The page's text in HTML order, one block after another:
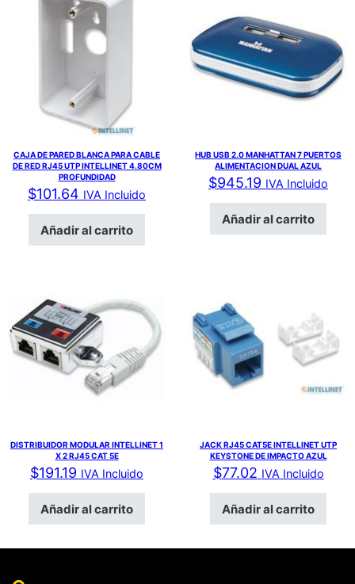
CAJA DE PARED BLANCA PARA CABLE
DE RED RJ45 UTP INTELLINET 4.80CM
PROFUNDIDAD
$101.64 IVA Incluido
Añadir al carrito
HUB USB 2.0 MANHATTAN 7 PUERTOS
ALIMENTACION DUAL AZUL
$945.19 IVA Incluido
Añadir al carrito
DISTRIBUIDOR MODULAR INTELLINET 1
X 2 RJ45 CAT 5E
$191.19 IVA Incluido
Añadir al carrito
JACK RJ45 CAT5E INTELLINET UTP
KEYSTONE DE IMPACTO AZUL
$77.02 IVA Incluido
Añadir al carrito